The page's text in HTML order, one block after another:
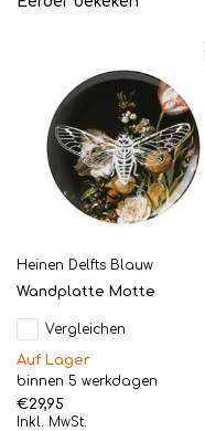
Heinen Delfts Blauw
Wandplatte Motte
Vergleichen
Auf Lager
binnen 5 werkdagen
€29,95
Inkl. MwSt.